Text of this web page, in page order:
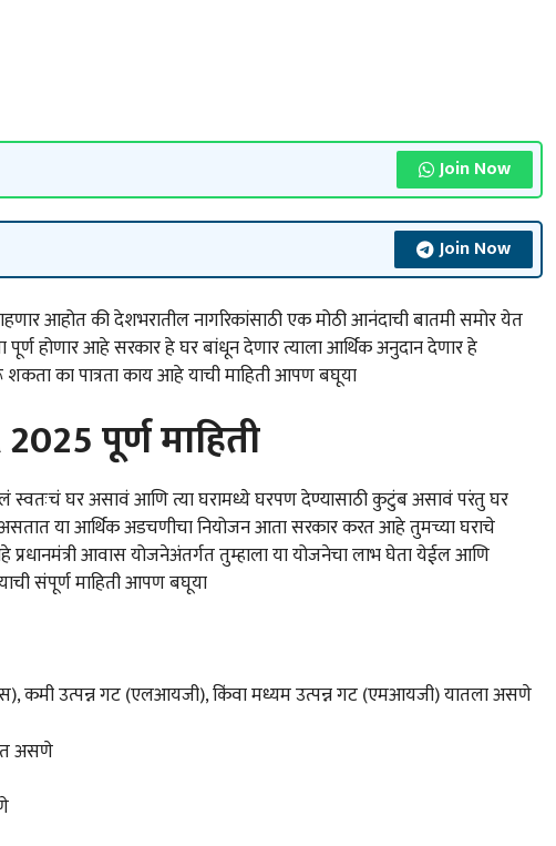
Join Now
Join Now
आहोत की देशभरातील नागरिकांसाठी एक मोठी आनंदाची बातमी समोर येत
होणार आहे सरकार हे घर बांधून देणार त्याला आर्थिक अनुदान देणार हे
शकता का पात्रता काय आहे याची माहिती आपण बघूया
पूर्ण माहिती
घर असावं आणि त्या घरामध्ये घरपण देण्यासाठी कुटुंब असावं परंतु घर
या आर्थिक अडचणीचा नियोजन आता सरकार करत आहे तुमच्या घराचे
प्रधानमंत्री आवास योजनेअंतर्गत तुम्हाला या योजनेचा लाभ घेता येईल आणि
संपूर्ण माहिती आपण बघूया
कमी उत्पन्न गट (एलआयजी), किंवा मध्यम उत्पन्न गट (एमआयजी) यातला असणे
असणे